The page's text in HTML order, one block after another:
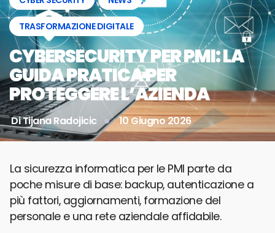
TRASFORMAZIONE DIGITALE
CYBERSECURITY PER PMI: LA
GUIDA PRATICA PER
PROTEGGERE L’AZIENDA
DiTijana Radojicic 10 Giugno 2026
La sicurezza informatica per le PMI parte da
poche misure di base: backup, autenticazione a
più fattori, aggiornamenti, formazione del
personale e una rete aziendale affidabile.